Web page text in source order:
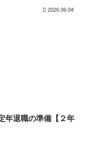
2026.06.04
年退職の準備【２年